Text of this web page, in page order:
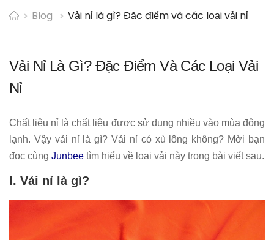
Blog Vải nỉ là gì? Đặc điểm và các loại vải nỉ
Vải Nỉ Là Gì? Đặc Điểm Và Các Loại Vải
Nỉ
Chất liệu nỉ là chất liệu được sử dụng nhiều vào mùa đông
lạnh. Vậy vải nỉ là gì? Vải nỉ có xù lông không? Mời bạn
đọc cùng Junbee tìm hiểu về loại vải này trong bài viết sau.
I. Vải nỉ là gì?